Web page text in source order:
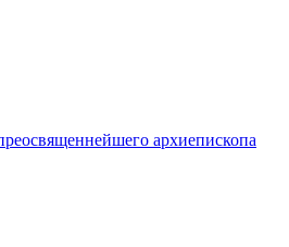
архиепископа